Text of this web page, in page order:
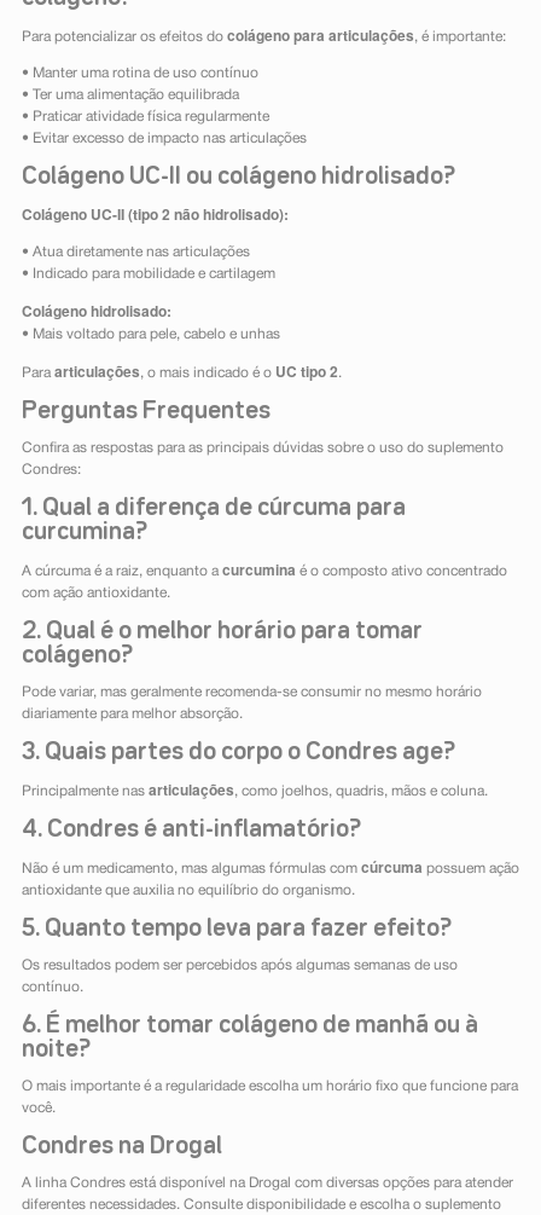
Para potencializar os efeitos do colágeno para articulações, é importante:
• Manter uma rotina de uso contínuo
• Ter uma alimentação equilibrada
• Praticar atividade física regularmente
• Evitar excesso de impacto nas articulações
Colágeno UC-II ou colágeno hidrolisado?
Colágeno UC-II (tipo 2 não hidrolisado):
• Atua diretamente nas articulações
• Indicado para mobilidade e cartilagem
Colágeno hidrolisado:
• Mais voltado para pele, cabelo e unhas
Para articulações, o mais indicado é o UC tipo 2.
Perguntas Frequentes
Confira as respostas para as principais dúvidas sobre o uso do suplemento
Condres:
1. Qual a diferença de cúrcuma para
curcumina?
A cúrcuma é a raiz, enquanto a curcumina é o composto ativo concentrado
com ação antioxidante.
2. Qual é o melhor horário para tomar
colágeno?
Pode variar, mas geralmente recomenda-se consumir no mesmo horário
diariamente para melhor absorção.
3. Quais partes do corpo o Condres age?
Principalmente nas articulações, como joelhos, quadris, mãos e coluna.
4. Condres é anti-inflamatório?
Não é um medicamento, mas algumas fórmulas com cúrcuma possuem ação
antioxidante que auxilia no equilíbrio do organismo.
5. Quanto tempo leva para fazer efeito?
Os resultados podem ser percebidos após algumas semanas de uso
contínuo.
6. É melhor tomar colágeno de manhã ou à
noite?
O mais importante é a regularidade escolha um horário fixo que funcione para
você.
Condres na Drogal
A linha Condres está disponível na Drogal com diversas opções para atender
diferentes necessidades. Consulte disponibilidade e escolha o suplemento